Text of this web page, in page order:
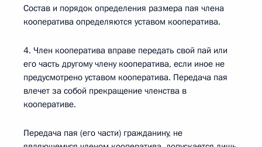
Состав и порядок определения размера пая члена
кооператива определяются уставом кооператива.
4. Член кооператива вправе передать свой пай или
его часть другому члену кооператива, если иное не
предусмотрено уставом кооператива. Передача пая
влечет за собой прекращение членства в
кооперативе.
Передача пая (его части) гражданину, не